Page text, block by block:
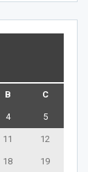
B C
4 5
11 12
18 19